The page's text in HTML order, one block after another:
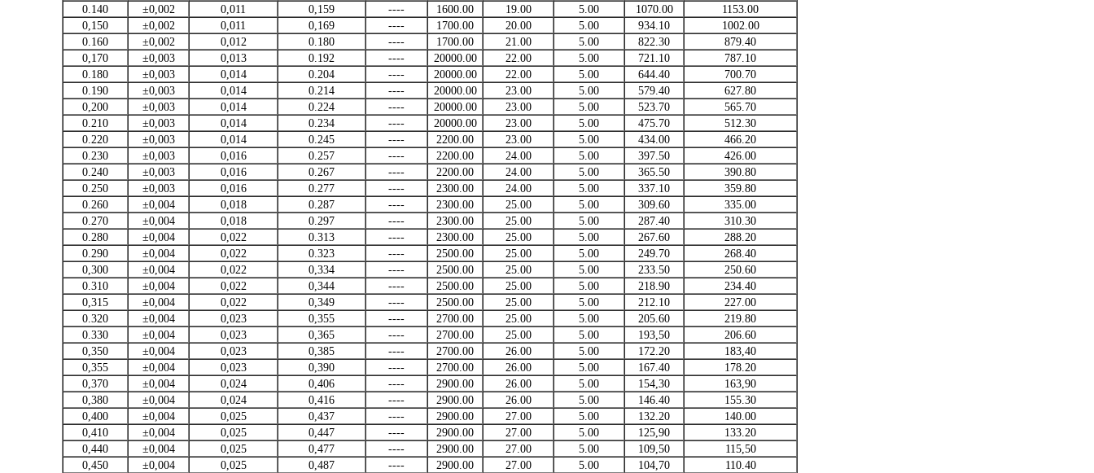
0.140
±0,002 0,011 0,159 ---- 1600.00 19.00 5.00 1070.00
1153.00
0,150
±0,002 0,011 0,169 ---- 1700.00 20.00 5.00 934.10
1002.00
0.160
±0,002 0,012 0.180 ---- 1700.00 21.00 5.00 822.30
879.40
0,170
±0,003 0,013 0.192 ---- 20000.00 22.00 5.00 721.10
787.10
0.180
±0,003 0,014 0.204 ---- 20000.00 22.00 5.00 644.40
700.70
0.190
±0,003 0,014 0.214 ---- 20000.00 23.00 5.00 579.40
627.80
0,200
±0,003 0,014 0.224 ---- 20000.00 23.00 5.00 523.70
565.70
0.210
±0,003 0,014 0.234 ---- 20000.00 23.00 5.00 475.70
512.30
0.220
±0,003 0,014 0.245 ---- 2200.00 23.00 5.00 434.00
466.20
0.230
±0,003 0,016 0.257 ---- 2200.00 24.00 5.00 397.50
426.00
0.240
±0,003 0,016 0.267 ---- 2200.00 24.00 5.00 365.50
390.80
0.250
±0,003 0,016 0.277 ---- 2300.00 24.00 5.00 337.10
359.80
0.260
±0,004 0,018 0.287 ---- 2300.00 25.00 5.00 309.60
335.00
0.270
±0,004 0,018 0.297 ---- 2300.00 25.00 5.00 287.40
310.30
0.280
±0,004 0,022 0.313 ---- 2300.00 25.00 5.00 267.60
288.20
0.290
±0,004 0,022 0.323 ---- 2500.00 25.00 5.00 249.70
268.40
0,300
±0,004 0,022 0,334 ---- 2500.00 25.00 5.00 233.50
250.60
0.310
±0,004 0,022 0,344 ---- 2500.00 25.00 5.00 218.90
234.40
0,315
±0,004 0,022 0,349 ---- 2500.00 25.00 5.00 212.10
227.00
0.320
±0,004 0,023 0,355 ---- 2700.00 25.00 5.00 205.60
219.80
0.330
±0,004 0,023 0,365 ---- 2700.00 25.00 5.00 193,50
206.60
0,350
±0,004 0,023 0,385 ---- 2700.00 26.00 5.00 172.20
183,40
0,355
±0,004 0,023 0,390 ---- 2700.00 26.00 5.00 167.40
178.20
0,370
±0,004 0,024 0,406 ---- 2900.00 26.00 5.00 154,30
163,90
0,380
±0,004 0,024 0,416 ---- 2900.00 26.00 5.00 146.40
155.30
0,400
±0,004 0,025 0,437 ---- 2900.00 27.00 5.00 132.20
140.00
0,410
±0,004 0,025 0,447 ---- 2900.00 27.00 5.00 125,90
133.20
0,440
±0,004 0,025 0,477 ---- 2900.00 27.00 5.00 109,50
115,50
0,450
±0,004 0,025 0,487 ---- 2900.00 27.00 5.00 104,70
110.40